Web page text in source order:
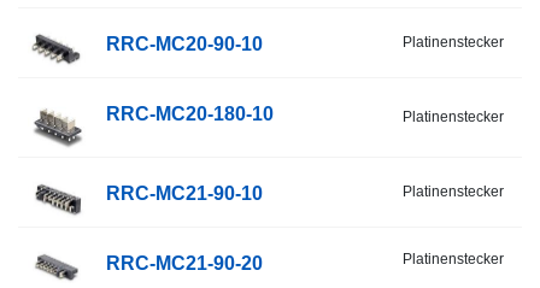
RRC-MC20-90-10 Platinenstecker
RRC-MC20-180-10 Platinenstecker
RRC-MC21-90-10 Platinenstecker
RRC-MC21-90-20 Platinenstecker